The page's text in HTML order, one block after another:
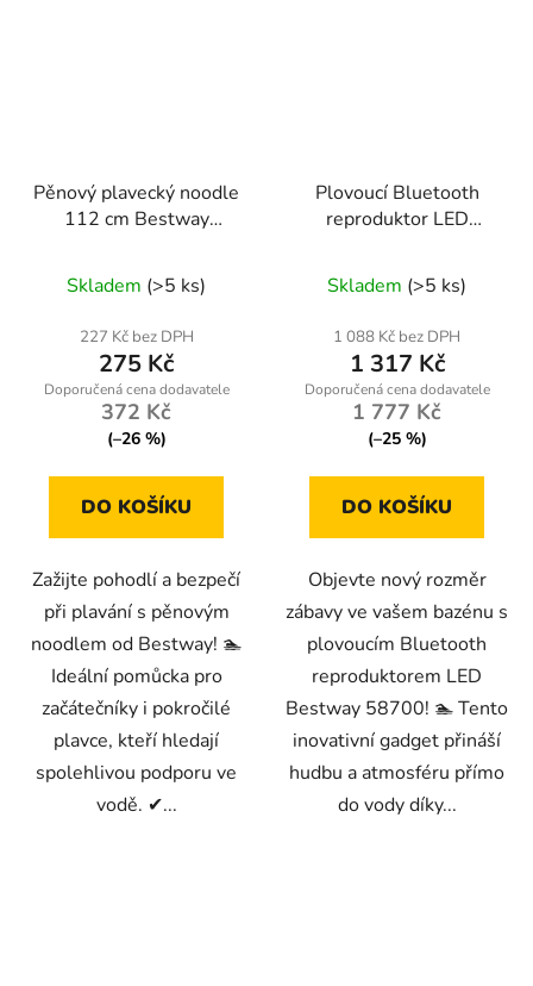
Pěnový plavecký noodle
112 cm Bestway
pěnová pomůcka pro
výuku plavání
Skladem (>5 ks)
227 Kč bez DPH
275 Kč
372 Kč
(–26 %)
DO KOŠÍKU
Zažijte pohodlí a bezpečí
při plavání s pěnovým
noodlem od Bestway! 🏊
Ideální pomůcka pro
začátečníky i pokročilé
plavce, kteří hledají
spolehlivou podporu ve
vodě. ✔...
Plovoucí Bluetooth
reproduktor LED
ochranou a 7 režimy
osvětlení
Skladem (>5 ks)
1 088 Kč bez DPH
1 317 Kč
1 777 Kč
(–25 %)
DO KOŠÍKU
Objevte nový rozměr
zábavy ve vašem bazénu s
plovoucím Bluetooth
reproduktorem LED
Bestway 58700! 🏊 Tento
inovativní gadget přináší
hudbu a atmosféru přímo
do vody díky...